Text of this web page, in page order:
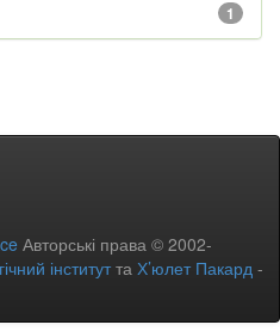
1
Авторські права © 2002-
інститутта Х’юлет Пакард -